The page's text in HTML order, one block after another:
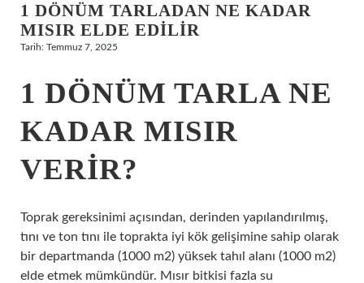
Hakkımızda
1 DÖNÜM TARLADAN NE KADAR
MISIR ELDE EDILIR
Tarih: Temmuz 7, 2025
1 DÖNÜM TARLA NE
KADAR MISIR
VERIR?
Toprak gereksinimi açısından, derinden yapılandırılmış,
tını ve ton tını ile toprakta iyi kök gelişimine sahip olarak
bir departmanda (1000 m2) yüksek tahıl alanı (1000 m2)
elde etmek mümkündür. Mısır bitkisi fazla su